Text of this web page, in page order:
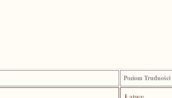
Poziom Trudności